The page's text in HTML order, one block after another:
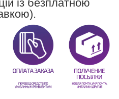
із безплатною